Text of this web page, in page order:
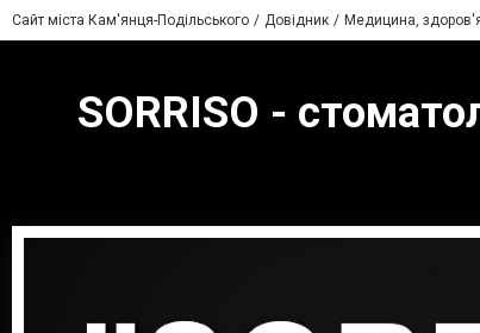
Сайт міста Кам'янця-Подільського Довідник Медицина,
SORRISO -